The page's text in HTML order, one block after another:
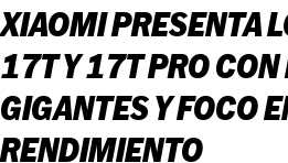
XIAOMI PRESENTA
17T Y 17T PRO
GIGANTES Y FOCO
RENDIMIENTO